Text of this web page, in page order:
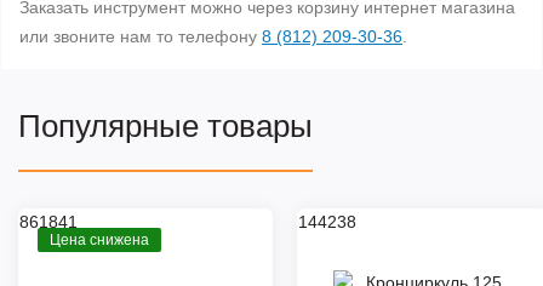
Заказать инструмент можно через корзину интернет магазина
или звоните нам то телефону 8 (812) 209-30-36.
Популярные товары
861841
Цена снижена
144238